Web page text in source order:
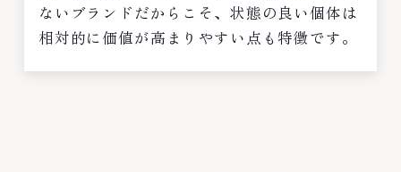
ないブランドだからこそ、状態の良い個体は
相対的に価値が高まりやすい点も特徴です。